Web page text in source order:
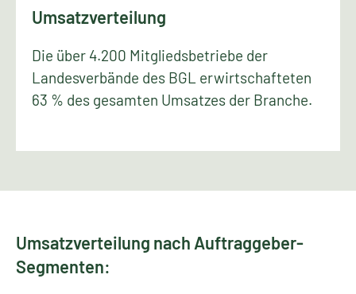
Umsatzverteilung
Die über 4.200 Mitgliedsbetriebe der
Landesverbände des BGL erwirtschafteten
63 % des gesamten Umsatzes der Branche.
Umsatzverteilung nach Auftraggeber-
Segmenten: